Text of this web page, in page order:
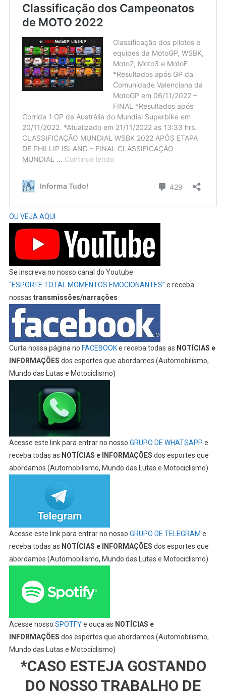
OU VEJA AQUI
Se inscreva no nosso canal do Youtube
“ESPORTE TOTAL MOMENTOS EMOCIONANTES” e receba
nossas transmissões/narrações
Curta nossa página no FACEBOOKe receba todas as NOTÍCIAS e
INFORMAÇÕES dos esportes que abordamos (Automobilismo,
Mundo das Lutas e Motociclismo)
Acesse este link para entrar no nosso GRUPO DE WHATSAPP e
receba todas as NOTÍCIAS e INFORMAÇÕES dos esportes que
abordamos (Automobilismo, Mundo das Lutas e Motociclismo)
Acesse este link para entrar no nosso GRUPO DE TELEGRAM e
receba todas as NOTÍCIAS e INFORMAÇÕES dos esportes que
abordamos (Automobilismo, Mundo das Lutas e Motociclismo)
Acesse nosso SPOTFYe ouça as NOTÍCIAS e
INFORMAÇÕES dos esportes que abordamos (Automobilismo,
Mundo das Lutas e Motociclismo)
*CASO ESTEJA GOSTANDO
DO NOSSO TRABALHO DE